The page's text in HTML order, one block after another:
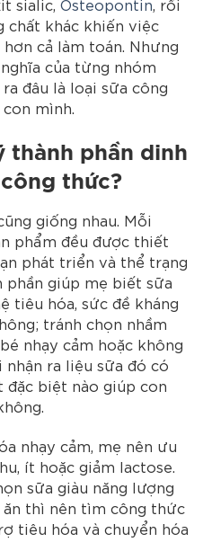
sialic, Osteopontin , rồi
chất khác khiến việc
cả làm toán. Nhưng
của từng nhóm
đâu là loại sữa công
mình.
thành phần dinh
thức?
giống nhau. Mỗi
phẩm đều được thiết
phát triển và thể trạng
phần giúp mẹ biết sữa
tiêu hóa, sức đề kháng
tránh chọn nhầm
nhạy cảm hoặc không
ra liệu sữa đó có
đặc biệt nào giúp con
nhạy cảm, mẹ nên ưu
ít hoặc giảm lactose.
sữa giàu năng lượng
thì nên tìm công thức
tiêu hóa và chuyển hóa